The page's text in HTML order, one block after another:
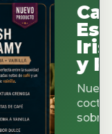
Cacao
Irish
y
Nuevos
cocteleria,
sobremesas.